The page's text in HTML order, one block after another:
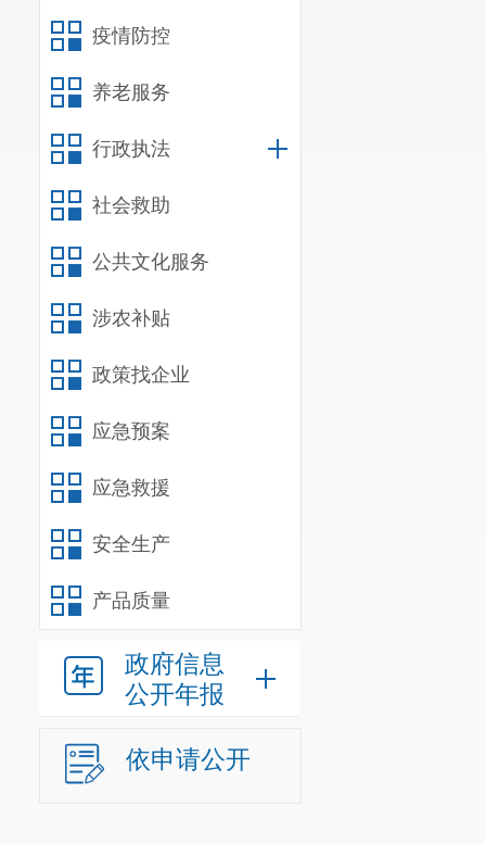
疫情防控
养老服务
行政执法
社会救助
公共文化服务
涉农补贴
政策找企业
应急预案
应急救援
安全生产
产品质量
政府信息
公开年报
依申请公开